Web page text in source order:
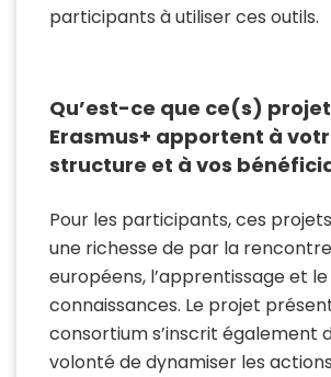
participants à utiliser ces outils.
Qu’est-ce que ce(s)
Erasmus+ apportent à
structure et à vos
Pour les participants, ces
une richesse de par la
européens, l’apprentissage et
connaissances. Le projet
consortium s’inscrit également
volonté de dynamiser les